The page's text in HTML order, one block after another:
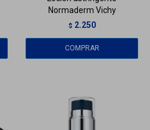
Normaderm Vichy
$ 2.250